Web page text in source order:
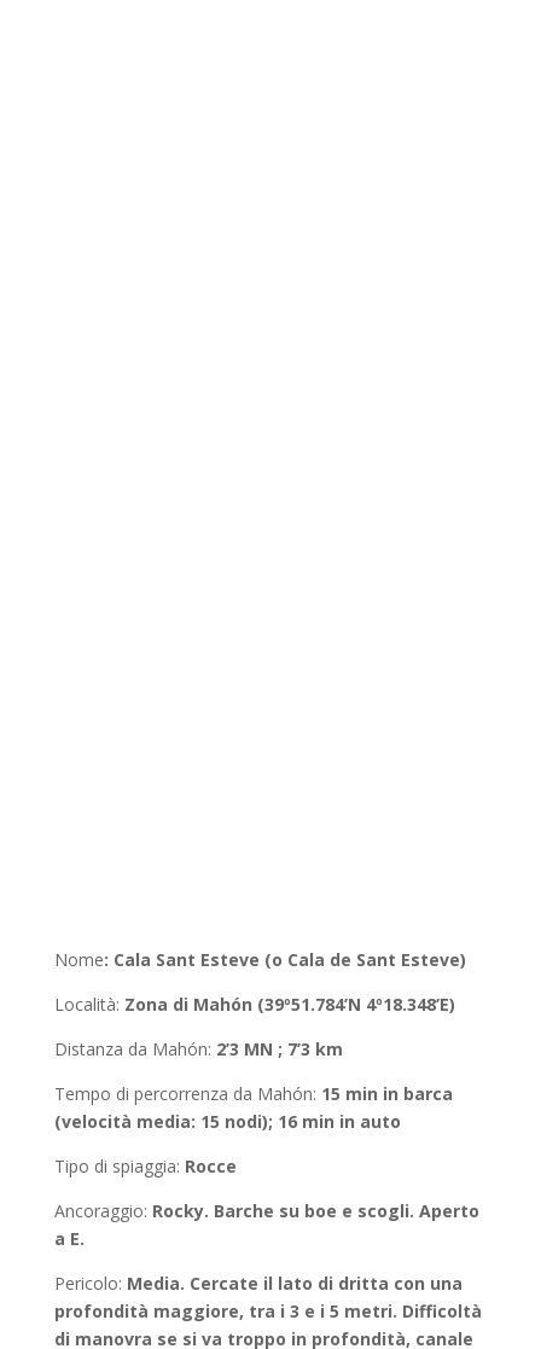
Nome: Cala Sant Esteve (o Cala de Sant Esteve)
Località: Zona di Mahón (39º51.784’N 4º18.348’E)
Distanza da Mahón: 2’3 MN ; 7’3 km
Tempo di percorrenza da Mahón: 15 min in barca
(velocità media: 15 nodi); 16 min in auto
Tipo di spiaggia: Rocce
Ancoraggio: Rocky. Barche su boe e scogli. Aperto
a E.
Pericolo: Media. Cercate il lato di dritta con una
profondità maggiore, tra i 3 e i 5 metri. Difficoltà
di manovra se si va troppo in profondità, canale